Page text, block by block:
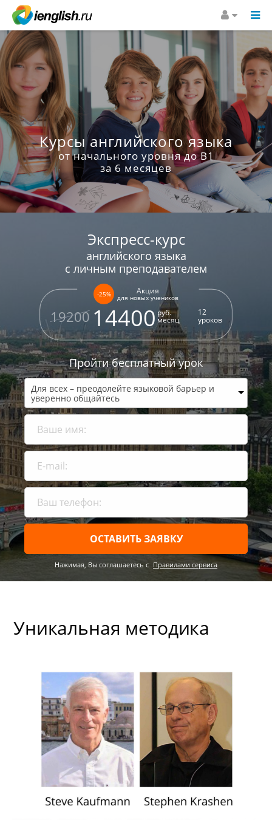
Курсы английского языка
от начального уровня до B1
за 6 месяцев
Экспресс-курс
английского языка
с личным преподавателем
-25% Акция
для новых учеников
19200 14400 руб.
месяц
12
уроков
Пройти бесплатный урок
Для всех – преодолейте языковой барьер и
уверенно общайтесь
ОСТАВИТЬ ЗАЯВКУ
Нажимая, Вы соглашаетесь c Правилами сервиса
Уникальная методика